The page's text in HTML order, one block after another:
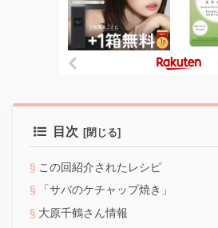
目次
この回紹介されたレシピ
「サバのケチャップ焼き」
大原千鶴さん情報